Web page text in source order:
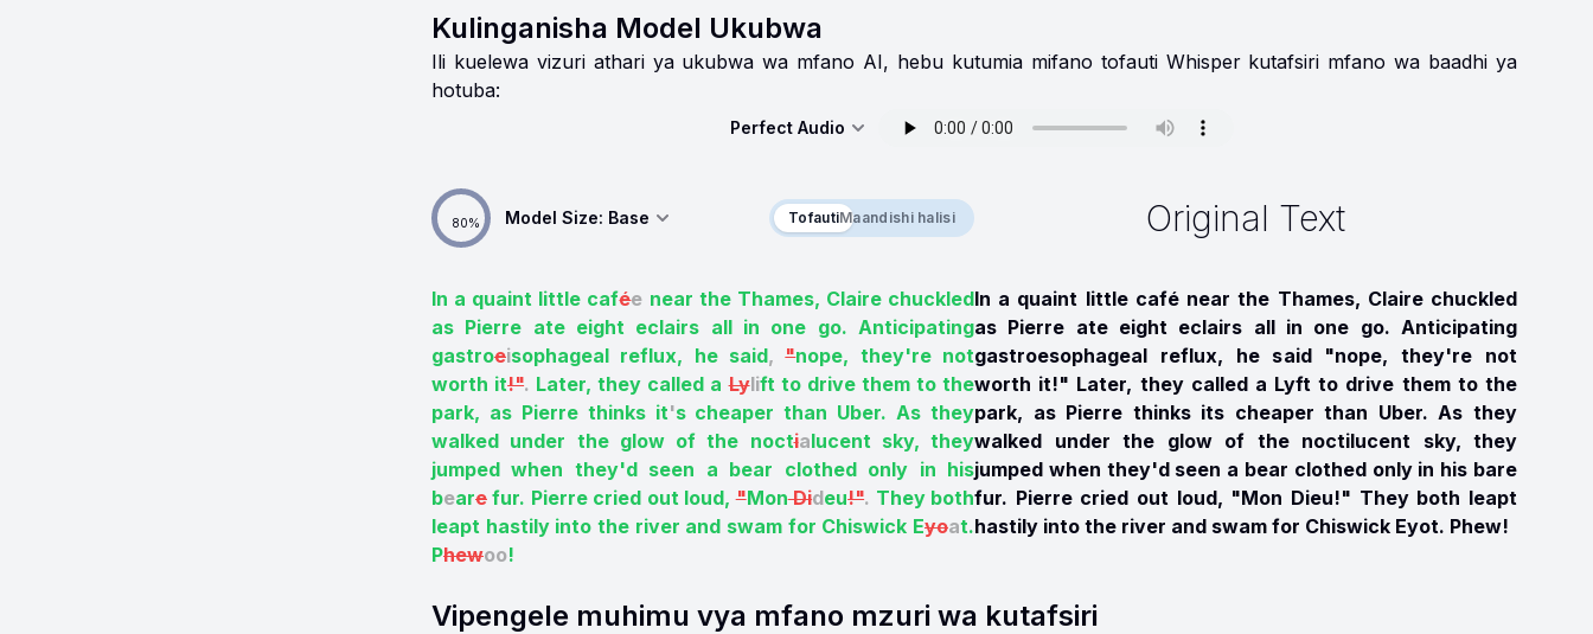
Kulinganisha Model Ukubwa
Ili kuelewa vizuri athari ya ukubwa wa mfano AI, hebu kutumia mifano tofauti Whisper kutafsiri mfano wa baadhi ya
hotuba:
Perfect Audio
80% Model Size: Base TofautiMaandishi halisi
Tofauti
In a quaint little cafée near the Thames, Claire chuckled
as Pierre ate eight eclairs all in one go. Anticipating
gastroeisophageal reflux, he said, "nope, they're not
worth it!". Later, they called aLylift to drive them to the
park, as Pierre thinks it's cheaper than Uber. As they
walked under the glow of the noctialucent sky, they
jumped when they'd seen a bear clothed only in his
beare fur. Pierre cried out loud,"MonDideu!". They both
leapt hastily into the river and swam for Chiswick Eyoat.
Phewoo!
Original Text
In a quaint little café near the Thames, Claire chuckled
as Pierre ate eight eclairs all in one go. Anticipating
gastroesophageal reflux, he said "nope, they're not
worth it!" Later, they called a Lyft to drive them to the
park, as Pierre thinks its cheaper than Uber. As they
walked under the glow of the noctilucent sky, they
jumped when they'd seen a bear clothed only in his bare
fur. Pierre cried out loud, "Mon Dieu!" They both leapt
hastily into the river and swam for Chiswick Eyot. Phew!
Vipengele muhimu vya mfano mzuri wa kutafsiri